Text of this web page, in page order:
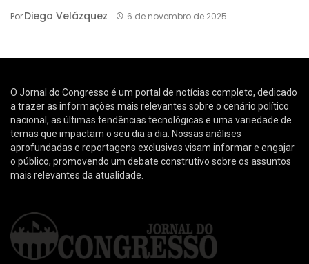
PorDiego Velázquez 6 de novembro de 2025
O Jornal do Congresso é um portal de notícias completo, dedicado
a trazer as informações mais relevantes sobre o cenário político
nacional, as últimas tendências tecnológicas e uma variedade de
temas que impactam o seu dia a dia. Nossas análises
aprofundadas e reportagens exclusivas visam informar e engajar
o público, promovendo um debate construtivo sobre os assuntos
mais relevantes da atualidade.